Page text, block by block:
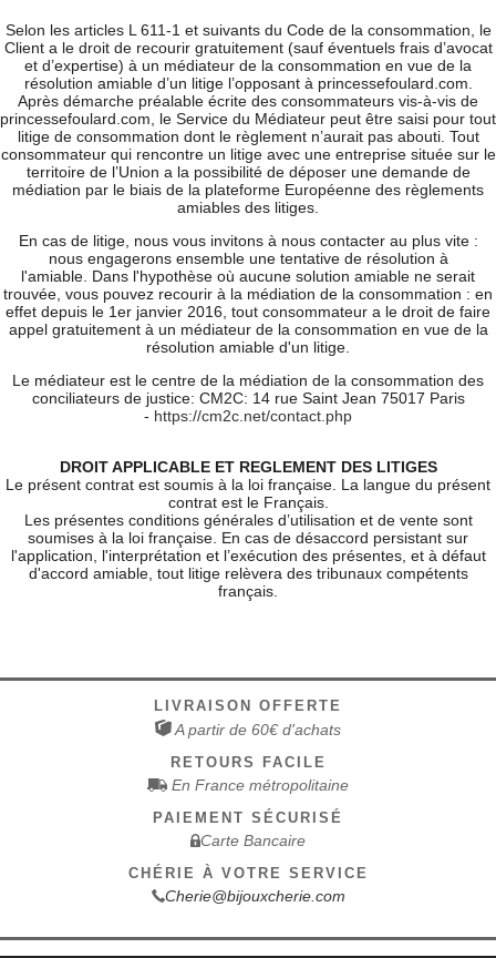
Selon les articles L 611-1 et suivants du Code de la consommation, le
Client a le droit de recourir gratuitement (sauf éventuels frais d’avocat
et d’expertise) à un médiateur de la consommation en vue de la
résolution amiable d’un litige l’opposant à princessefoulard.com.
Après démarche préalable écrite des consommateurs vis-à-vis de
princessefoulard.com, le Service du Médiateur peut être saisi pour tout
litige de consommation dont le règlement n’aurait pas abouti. Tout
consommateur qui rencontre un litige avec une entreprise située sur le
territoire de l’Union a la possibilité de déposer une demande de
médiation par le biais de la plateforme Européenne des règlements
amiables des litiges.
En cas de litige, nous vous invitons à nous contacter au plus vite :
nous engagerons ensemble une tentative de résolution à
l'amiable. Dans l'hypothèse où aucune solution amiable ne serait
trouvée, vous pouvez recourir à la médiation de la consommation : en
effet depuis le 1er janvier 2016, tout consommateur a le droit de faire
appel gratuitement à un médiateur de la consommation en vue de la
résolution amiable d'un litige.
Le médiateur est le centre de la médiation de la consommation des
conciliateurs de justice: CM2C: 14 rue Saint Jean 75017 Paris
- https://cm2c.net/contact.php
DROIT APPLICABLE ET REGLEMENT DES LITIGES
Le présent contrat est soumis à la loi française. La langue du présent
contrat est le Français.
Les présentes conditions générales d’utilisation et de vente sont
soumises à la loi française. En cas de désaccord persistant sur
l'application, l'interprétation et l’exécution des présentes, et à défaut
d'accord amiable, tout litige relèvera des tribunaux compétents
français.
LIVRAISON OFFERTE
A partir de 60€ d'achats
RETOURS FACILE
En France métropolitaine
PAIEMENT SÉCURISÉ
Carte Bancaire
CHÉRIE À VOTRE SERVICE
Cherie@bijouxcherie.com